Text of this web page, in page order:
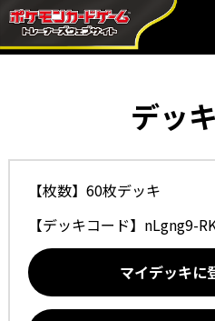
デッ
【枚数】60枚デッキ
【デッキコード】 nLgng9-
マイデッキに